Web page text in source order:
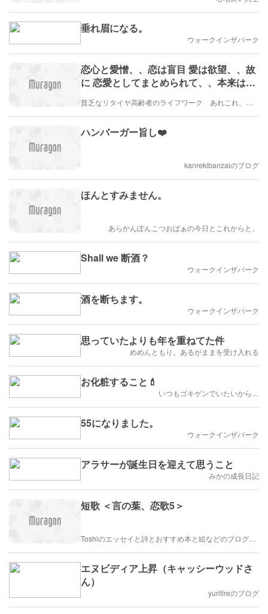
垂れ眉になる。
ウォークインザパーク
恋心と愛憎、、恋は盲目 愛は欲望、、故
に 恋愛としてまとめられて、、本来は別
ハンバーガー旨し❤️
kanrekibanzaiのブログ
ほんとすみません。
あらかんぽんこつおばぁの今日とこれからと。
Shall we 断酒？
ウォークインザパーク
酒を断ちます。
ウォークインザパーク
思っていたよりも年を重ねてた件
めめんともり。あるがままを受け入れる
お化粧すること💄
いつもゴキゲンでいたいから…
55になりました。
ウォークインザパーク
アラサーが誕生日を迎えて思うこと
みかの成長日記
短歌 ＜言の葉、恋歌5＞
エヌビディア上昇（キャッシーウッドさ
ん）
yurifireのブログ